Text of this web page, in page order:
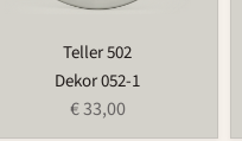
Teller 502
Dekor 052-1
€ 33,00